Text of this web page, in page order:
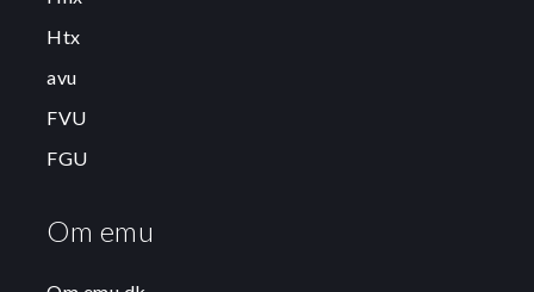
Htx
avu
FVU
FGU
Om emu